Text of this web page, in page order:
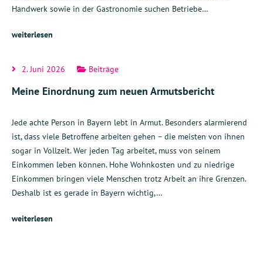
Handwerk sowie in der Gastronomie suchen Betriebe…
weiterlesen
2. Juni 2026 Beiträge
Meine Einordnung zum neuen Armutsbericht
Jede achte Person in Bayern lebt in Armut. Besonders alarmierend
ist, dass viele Betroffene arbeiten gehen – die meisten von ihnen
sogar in Vollzeit. Wer jeden Tag arbeitet, muss von seinem
Einkommen leben können. Hohe Wohnkosten und zu niedrige
Einkommen bringen viele Menschen trotz Arbeit an ihre Grenzen.
Deshalb ist es gerade in Bayern wichtig,…
weiterlesen